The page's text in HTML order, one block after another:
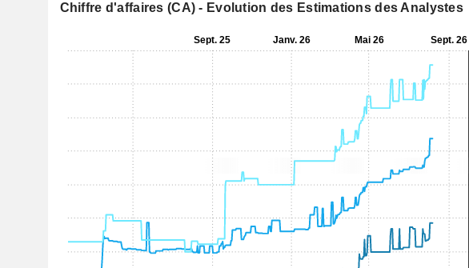
Chiffre d'affaires (CA) - Evolution des Estimations des Analystes